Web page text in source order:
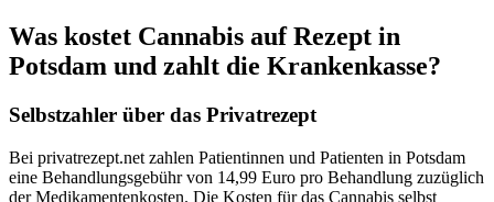
Was kostet Cannabis auf Rezept in
Potsdam und zahlt die Krankenkasse?
Selbstzahler über das Privatrezept
Bei privatrezept.net zahlen Patientinnen und Patienten in Potsdam
eine Behandlungsgebühr von 14,99 Euro pro Behandlung zuzüglich
der Medikamentenkosten. Die Kosten für das Cannabis selbst